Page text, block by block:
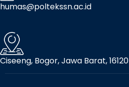
humas@poltekssn.ac.id
Ciseeng, Bogor, Jawa Barat, 16120